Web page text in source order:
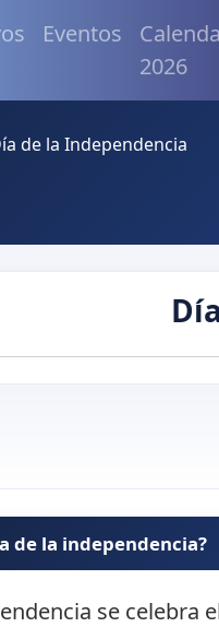
Eventos
2026
de la Independencia
de la independencia?
se celebra